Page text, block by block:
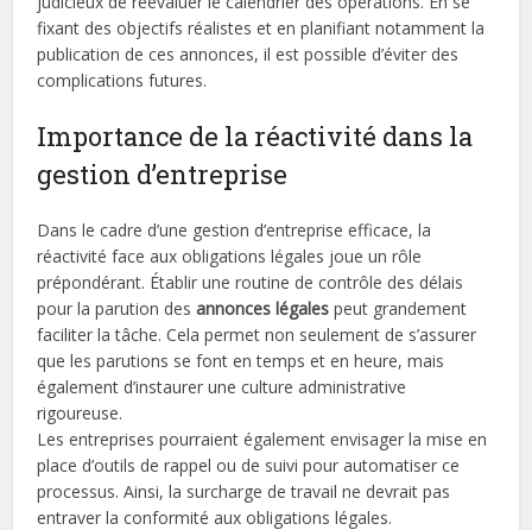
fixant des objectifs réalistes et en planifiant notamment la
publication de ces annonces, il est possible d’éviter des
complications futures.
Importance de la réactivité dans la
gestion d’entreprise
Dans le cadre d’une gestion d’entreprise efficace, la
réactivité face aux obligations légales joue un rôle
prépondérant. Établir une routine de contrôle des délais
pour la parution desannonces légales peut grandement
faciliter la tâche. Cela permet non seulement de s’assurer
que les parutions se font en temps et en heure, mais
également d’instaurer une culture administrative
rigoureuse.
Les entreprises pourraient également envisager la mise en
place d’outils de rappel ou de suivi pour automatiser ce
processus. Ainsi, la surcharge de travail ne devrait pas
entraver la conformité aux obligations légales.